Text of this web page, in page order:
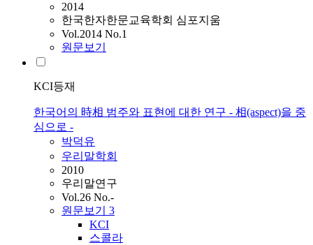
2014
한국한자한문교육학회 심포지움
Vol.2014 No.1
원문보기
KCI등재
한국어의 時相 범주와 표현에 대한 연구 - 相(aspect)을 중
심으로 -
박덕유
우리말학회
2010
우리말연구
Vol.26 No.-
원문보기 3
KCI
스콜라